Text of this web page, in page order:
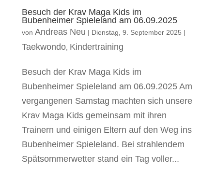
Besuch der Krav Maga Kids im
Bubenheimer Spieleland am 06.09.2025
von Andreas Neu | Dienstag, 9. September 2025 |
Taekwondo, Kindertraining
Besuch der Krav Maga Kids im
Bubenheimer Spieleland am 06.09.2025 Am
vergangenen Samstag machten sich unsere
Krav Maga Kids gemeinsam mit ihren
Trainern und einigen Eltern auf den Weg ins
Bubenheimer Spieleland. Bei strahlendem
Spätsommerwetter stand ein Tag voller...